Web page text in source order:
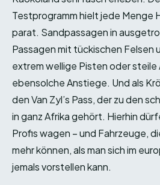
Testprogramm hielt jede Menge
parat. Sandpassagen in
Passagen mit tückischen
extrem wellige Pisten oder steile
ebensolche Anstiege. Und als
den Van Zyl’s Pass, der zu den
in ganz Afrika gehört. Hierhin
Profis wagen – und Fahrzeuge,
mehr können, als man sich im
jemals vorstellen kann.